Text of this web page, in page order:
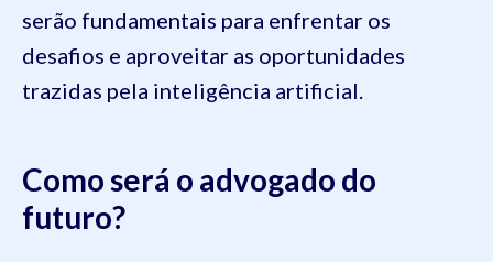
serão fundamentais para enfrentar os
desafios e aproveitar as oportunidades
trazidas pela inteligência artificial.
Como será o advogado do
futuro?